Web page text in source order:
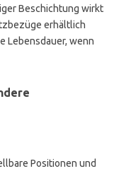
Beschichtung wirkt
erhältlich
Lebensdauer, wenn
Positionen und